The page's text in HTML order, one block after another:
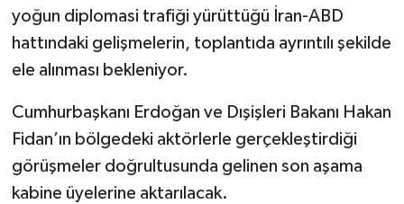
yoğun diplomasi trafiği yürüttüğü İran-ABD
hattındaki gelişmelerin, toplantıda ayrıntılı şekilde
ele alınması bekleniyor.
Cumhurbaşkanı Erdoğan ve Dışişleri Bakanı Hakan
Fidan’ın bölgedeki aktörlerle gerçekleştirdiği
görüşmeler doğrultusunda gelinen son aşama
kabine üyelerine aktarılacak.